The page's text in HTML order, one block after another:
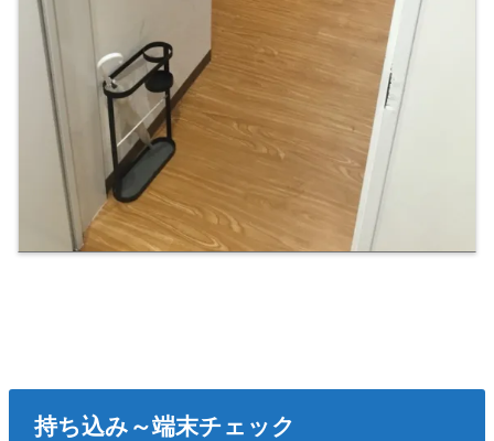
持ち込み～端末チェック